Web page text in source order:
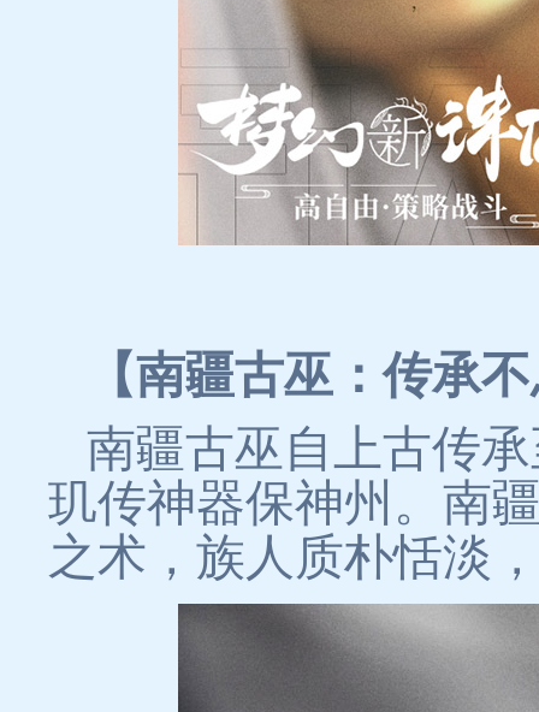
【南疆古巫：传承
南疆古巫自上古传
玑传神器保神州。南
之术，族人质朴恬淡